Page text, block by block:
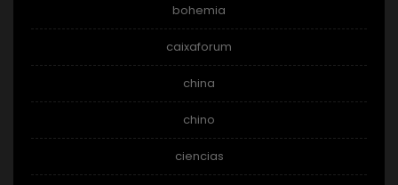
bohemia
caixaforum
china
chino
ciencias